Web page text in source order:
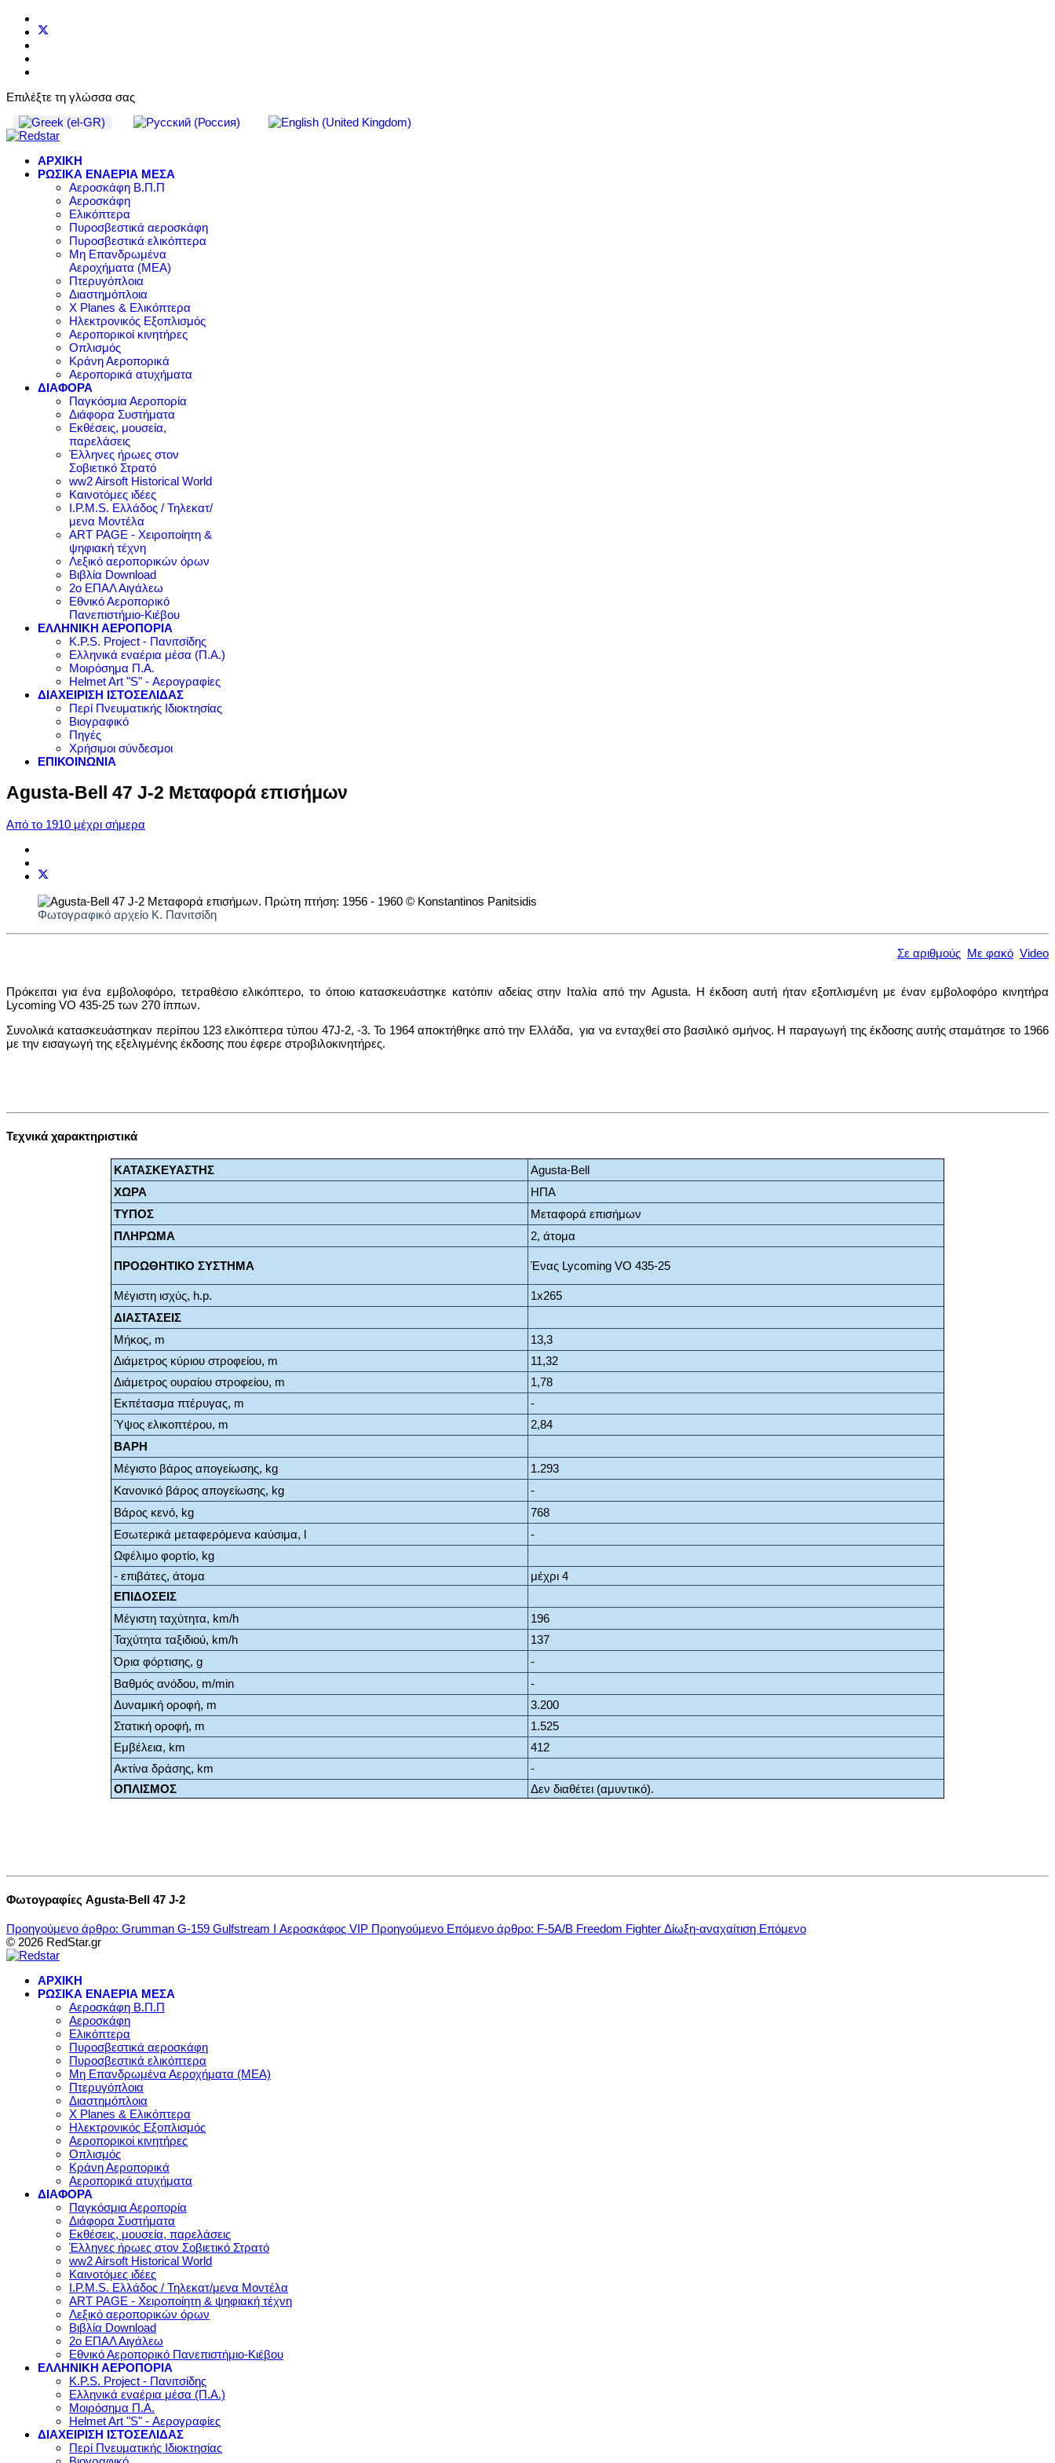
Επιλέξτε τη γλώσσα σας
ΑΡΧΙΚΗ
ΡΩΣΙΚΑ ΕΝΑΕΡΙΑ ΜΕΣΑ
Αεροσκάφη Β.Π.Π
Αεροσκάφη
Ελικόπτερα
Πυροσβεστικά αεροσκάφη
Πυροσβεστικά ελικόπτερα
Μη Επανδρωμένα
Αεροχήματα (ΜΕΑ)
Πτερυγόπλοια
Διαστημόπλοια
X Planes & Ελικόπτερα
Ηλεκτρονικός Εξοπλισμός
Αεροπορικοί κινητήρες
Οπλισμός
Κράνη Αεροπορικά
Αεροπορικά ατυχήματα
ΔΙΑΦΟΡΑ
Παγκόσμια Αεροπορία
Διάφορα Συστήματα
Εκθέσεις, μουσεία,
παρελάσεις
Έλληνες ήρωες στον
Σοβιετικό Στρατό
ww2 Airsoft Historical World
Καινοτόμες ιδέες
I.P.M.S. Ελλάδος / Τηλεκατ/
μενα Μοντέλα
ART PAGE - Χειροποίητη &
ψηφιακή τέχνη
Λεξικό αεροπορικών όρων
Βιβλία Download
2ο ΕΠΑΛ Αιγάλεω
Εθνικό Αεροπορικό
Πανεπιστήμιο-Κιέβου
ΕΛΛΗΝΙΚΗ ΑΕΡΟΠΟΡΙΑ
K.P.S. Project - Πανιτσίδης
Ελληνικά εναέρια μέσα (Π.Α.)
Μοιρόσημα Π.Α.
Helmet Art "S" - Αερογραφίες
ΔΙΑΧΕΙΡΙΣΗ ΙΣΤΟΣΕΛΙΔΑΣ
Περί Πνευματικής Ιδιοκτησίας
Βιογραφικό
Πηγές
Χρήσιμοι σύνδεσμοι
ΕΠΙΚΟΙΝΩΝΙΑ
Agusta-Bell 47 J-2 Μεταφορά επισήμων
Από το 1910 μέχρι σήμερα
Φωτογραφικό αρχείο Κ. Πανιτσίδη
Σε αριθμούς Με φακό Video
Πρόκειται για ένα εμβολοφόρο, τετραθέσιο ελικόπτερο, το όποιο κατασκευάστηκε κατόπιν αδείας στην Ιταλία από την Agusta. Η έκδοση αυτή ήταν εξοπλισμένη με έναν εμβολοφόρο κινητήρα
Lycoming VO 435-25 των 270 ίππων.
Συνολικά κατασκευάστηκαν περίπου 123 ελικόπτερα τύπου 47J-2, -3. To 1964 αποκτήθηκε από την Ελλάδα, για να ενταχθεί στο βασιλικό σμήνος. Η παραγωγή της έκδοσης αυτής σταμάτησε το 1966
με την εισαγωγή της εξελιγμένης έκδοσης που έφερε στροβιλοκινητήρες.
Τεχνικά χαρακτηριστικά
ΚΑΤΑΣΚΕΥΑΣΤΗΣ
Agusta-Bell
ΧΩΡΑ
ΗΠΑ
ΤΥΠΟΣ
Μεταφορά επισήμων
ΠΛΗΡΩΜΑ
2, άτομα
ΠΡΟΩΘΗΤΙΚΟ ΣΥΣΤΗΜΑ Ένας Lycoming VO 435-25
Μέγιστη ισχύς, h.p.
1x265
ΔΙΑΣΤΑΣΕΙΣ
Μήκος, m
13,3
Διάμετρος κύριου στροφείου, m
11,32
Διάμετρος ουραίου στροφείου, m
1,78
Εκπέτασμα πτέρυγας, m
-
Ύψος ελικοπτέρου, m
2,84
ΒΑΡΗ
Μέγιστο βάρος απογείωσης, kg
1.293
Κανονικό βάρος απογείωσης, kg
-
Βάρος κενό, kg
768
Εσωτερικά μεταφερόμενα καύσιμα, l
-
Ωφέλιμο φορτίο, kg
- επιβάτες, άτομα
μέχρι 4
ΕΠΙΔΟΣΕΙΣ
Μέγιστη ταχύτητα, km/h
196
Ταχύτητα ταξιδιού, km/h
137
Όρια φόρτισης, g
-
Βαθμός ανόδου, m/min
-
Δυναμική οροφή, m
3.200
Στατική οροφή, m
1.525
Εμβέλεια, km
412
Ακτίνα δράσης, km
-
ΟΠΛΙΣΜΟΣ
Δεν διαθέτει (αμυντικό).
Φωτογραφίες Agusta-Bell 47 J-2
Προηγούμενο άρθρο: Grumman G-159 Gulfstream I Αεροσκάφος VIP Προηγούμενο Επόμενο άρθρο: F-5A/B Freedom Fighter Δίωξη-αναχαίτιση Επόμενο
© 2026 RedStar.gr
ΑΡΧΙΚΗ
ΡΩΣΙΚΑ ΕΝΑΕΡΙΑ ΜΕΣΑ
Αεροσκάφη Β.Π.Π
Αεροσκάφη
Ελικόπτερα
Πυροσβεστικά αεροσκάφη
Πυροσβεστικά ελικόπτερα
Μη Επανδρωμένα Αεροχήματα (ΜΕΑ)
Πτερυγόπλοια
Διαστημόπλοια
X Planes & Ελικόπτερα
Ηλεκτρονικός Εξοπλισμός
Αεροπορικοί κινητήρες
Οπλισμός
Κράνη Αεροπορικά
Αεροπορικά ατυχήματα
ΔΙΑΦΟΡΑ
Παγκόσμια Αεροπορία
Διάφορα Συστήματα
Εκθέσεις, μουσεία, παρελάσεις
Έλληνες ήρωες στον Σοβιετικό Στρατό
ww2 Airsoft Historical World
Καινοτόμες ιδέες
I.P.M.S. Ελλάδος / Τηλεκατ/μενα Μοντέλα
ART PAGE - Χειροποίητη & ψηφιακή τέχνη
Λεξικό αεροπορικών όρων
Βιβλία Download
2ο ΕΠΑΛ Αιγάλεω
Εθνικό Αεροπορικό Πανεπιστήμιο-Κιέβου
ΕΛΛΗΝΙΚΗ ΑΕΡΟΠΟΡΙΑ
K.P.S. Project - Πανιτσίδης
Ελληνικά εναέρια μέσα (Π.Α.)
Μοιρόσημα Π.Α.
Helmet Art "S" - Αερογραφίες
ΔΙΑΧΕΙΡΙΣΗ ΙΣΤΟΣΕΛΙΔΑΣ
Περί Πνευματικής Ιδιοκτησίας